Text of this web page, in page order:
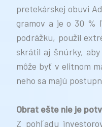
pretekárskej obuvi
gramov a je o 30 %
podrážku, použil
skrátil aj šnúrky,
môže byť v elitnom
neho sa majú
Obrat ešte nie je
Z pohľadu